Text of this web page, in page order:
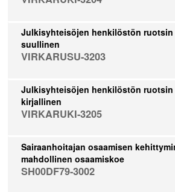
Julkisyhteisöjen henkilöstön ruotsin
suullinen
VIRKARUSU-3203
Julkisyhteisöjen henkilöstön ruotsin
kirjallinen
VIRKARUKI-3205
Sairaanhoitajan osaamisen
mahdollinen osaamiskoe
SH00DF79-3002